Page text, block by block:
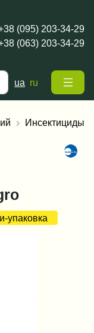
(095) 203-34-29
(063) 203-34-29
ua ru
Инсектициды
упаковка